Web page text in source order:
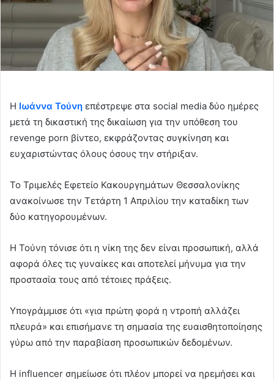
Η Ιωάννα Τούνη επέστρεψε στα social media δύο ημέρες
μετά τη δικαστική της δικαίωση για την υπόθεση του
revenge porn βίντεο, εκφράζοντας συγκίνηση και
ευχαριστώντας όλους όσους την στήριξαν.
Το Τριμελές Εφετείο Κακουργημάτων Θεσσαλονίκης
ανακοίνωσε την Τετάρτη 1 Απριλίου την καταδίκη των
δύο κατηγορουμένων.
Η Τούνη τόνισε ότι η νίκη της δεν είναι προσωπική, αλλά
αφορά όλες τις γυναίκες και αποτελεί μήνυμα για την
προστασία τους από τέτοιες πράξεις.
Υπογράμμισε ότι «για πρώτη φορά η ντροπή αλλάζει
πλευρά» και επισήμανε τη σημασία της ευαισθητοποίησης
γύρω από την παραβίαση προσωπικών δεδομένων.
Η influencer σημείωσε ότι πλέον μπορεί να ηρεμήσει και